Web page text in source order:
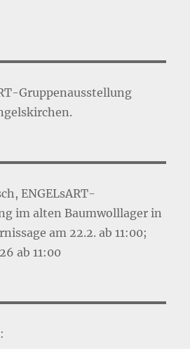
Gruppenausstellung
ENGELsART-
im alten Baumwolllager in
am 22.2. ab 11:00;
ab 11:00